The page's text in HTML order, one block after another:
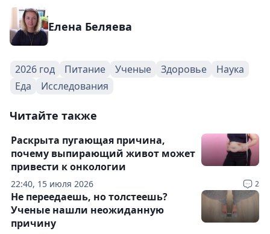
Елена Беляева
2026 год Питание Ученые Здоровье
Наука
Еда
Исследования
Читайте также
22:40, 15 июля 2026 2
Раскрыта пугающая причина,
почему выпирающий живот может
привести к онкологии
Не переедаешь, но толстеешь?
Ученые нашли неожиданную
причину